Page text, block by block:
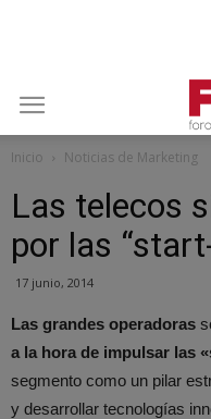
Inicio Noticias de Marketing
Las telecos
por las
17 junio, 2014
Las grandes operadoras
a la hora de impulsar las
segmento como un pilar
y desarrollar tecnologías